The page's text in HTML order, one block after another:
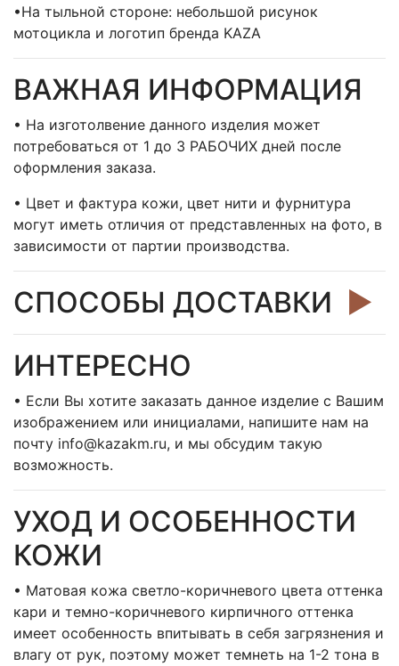
•На тыльной стороне: небольшой рисунок
мотоцикла и логотип бренда KAZA
ВАЖНАЯ ИНФОРМАЦИЯ
• На изготолвение данного изделия может
потребоваться от 1 до 3 РАБОЧИХ дней после
оформления заказа.
• Цвет и фактура кожи, цвет нити и фурнитура
могут иметь отличия от представленных на фото, в
зависимости от партии производства.
СПОСОБЫ ДОСТАВКИ ►
ИНТЕРЕСНО
• Если Вы хотите заказать данное изделие с Вашим
изображением или инициалами, напишите нам на
почту info@kazakm.ru, и мы обсудим такую
возможность.
УХОД И ОСОБЕННОСТИ
КОЖИ
• Матовая кожа светло-коричневого цвета оттенка
кари и темно-коричневого кирпичного оттенка
имеет особенность впитывать в себя загрязнения и
влагу от рук, поэтому может темнеть на 1-2 тона в